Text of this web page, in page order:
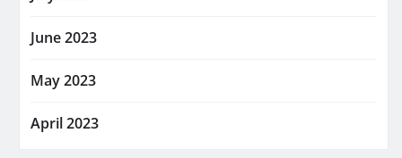
June 2023
May 2023
April 2023